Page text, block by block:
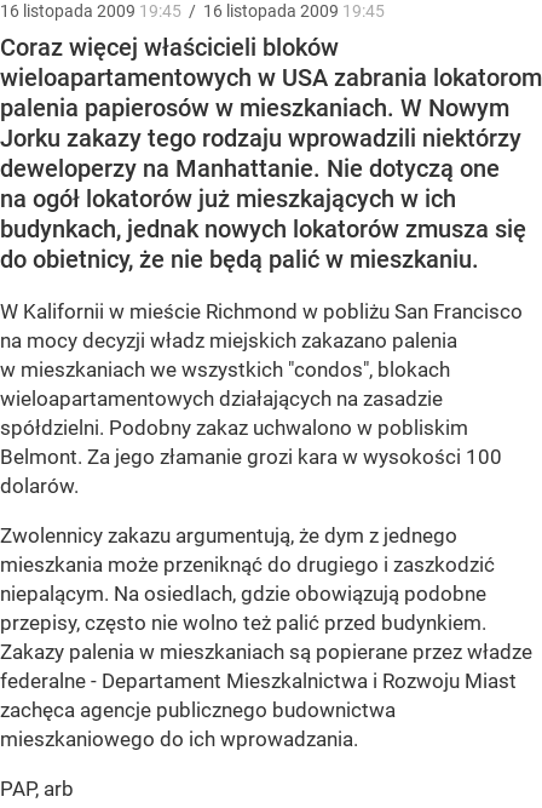
16 listopada 2009 19:45 / 16 listopada 2009 19:45
Coraz więcej właścicieli bloków
wieloapartamentowych w USA zabrania lokatorom
palenia papierosów w mieszkaniach. W Nowym
Jorku zakazy tego rodzaju wprowadzili niektórzy
deweloperzy na Manhattanie. Nie dotyczą one
na ogół lokatorów już mieszkających w ich
budynkach, jednak nowych lokatorów zmusza się
do obietnicy, że nie będą palić w mieszkaniu.
W Kalifornii w mieście Richmond w pobliżu San Francisco
na mocy decyzji władz miejskich zakazano palenia
w mieszkaniach we wszystkich "condos", blokach
wieloapartamentowych działających na zasadzie
spółdzielni. Podobny zakaz uchwalono w pobliskim
Belmont. Za jego złamanie grozi kara w wysokości 100
dolarów.
Zwolennicy zakazu argumentują, że dym z jednego
mieszkania może przeniknąć do drugiego i zaszkodzić
niepalącym. Na osiedlach, gdzie obowiązują podobne
przepisy, często nie wolno też palić przed budynkiem.
Zakazy palenia w mieszkaniach są popierane przez władze
federalne - Departament Mieszkalnictwa i Rozwoju Miast
zachęca agencje publicznego budownictwa
mieszkaniowego do ich wprowadzania.
PAP, arb